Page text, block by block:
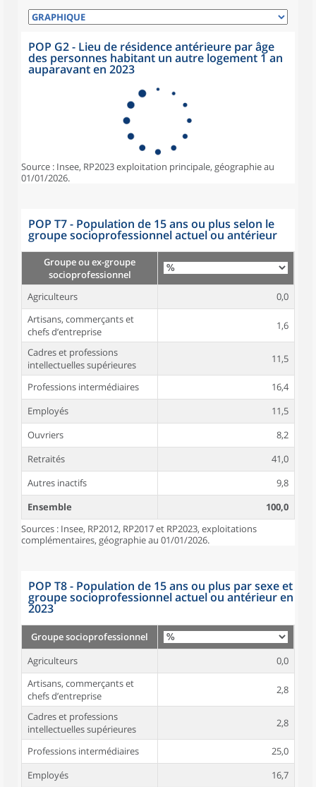
POP G2 - Lieu de résidence antérieure par âge
des personnes habitant un autre logement 1 an
auparavant en 2023
Source : Insee, RP2023 exploitation principale, géographie au
01/01/2026.
POP T7 - Population de 15 ans ou plus selon le
groupe socioprofessionnel actuel ou antérieur
Groupe ou ex-groupe
socioprofessionnel
Agriculteurs
0,0
Artisans, commerçants et
chefs d’entreprise
1,6
Cadres et professions
intellectuelles supérieures
11,5
Professions intermédiaires
16,4
Employés
11,5
Ouvriers
8,2
Retraités
41,0
Autres inactifs
9,8
Ensemble
100,0
Sources : Insee, RP2012, RP2017 et RP2023, exploitations
complémentaires, géographie au 01/01/2026.
POP T8 - Population de 15 ans ou plus par sexe et
groupe socioprofessionnel actuel ou antérieur en
2023
Groupe socioprofessionnel
Agriculteurs
0,0
Artisans, commerçants et
chefs d’entreprise
2,8
Cadres et professions
intellectuelles supérieures
2,8
Professions intermédiaires
25,0
Employés
16,7